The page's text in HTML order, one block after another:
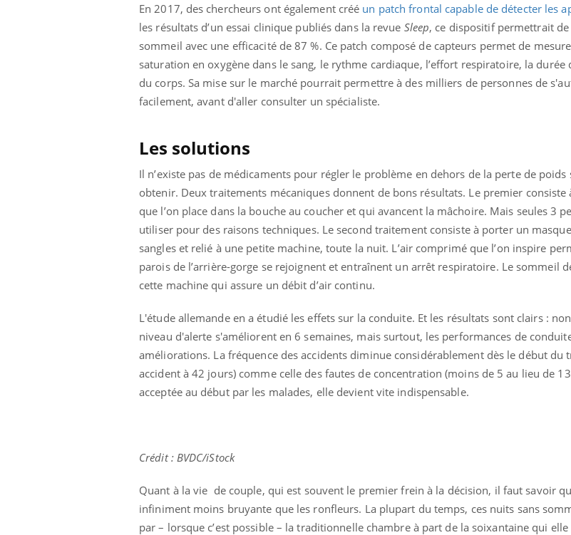
En 2017, des chercheurs ont également créé un patch frontal capable de détecter les
les résultats d’un essai clinique publiés dans la revue Sleep, ce dispositif permettrait
sommeil avec une efficacité de 87 %. Ce patch composé de capteurs permet de
saturation en oxygène dans le sang, le rythme cardiaque, l’effort respiratoire, la
du corps. Sa mise sur le marché pourrait permettre à des milliers de personnes de
facilement, avant d'aller consulter un spécialiste.
Les solutions
Il n’existe pas de médicaments pour régler le problème en dehors de la perte de poids
obtenir. Deux traitements mécaniques donnent de bons résultats. Le premier consiste
que l’on place dans la bouche au coucher et qui avancent la mâchoire. Mais seules 3
utiliser pour des raisons techniques. Le second traitement consiste à porter un
sangles et relié à une petite machine, toute la nuit. L’air comprimé que l’on inspire
parois de l’arrière-gorge se rejoignent et entraînent un arrêt respiratoire. Le sommeil
cette machine qui assure un débit d’air continu.
L'étude allemande en a étudié les effets sur la conduite. Et les résultats sont clairs :
niveau d'alerte s'améliorent en 6 semaines, mais surtout, les performances de
améliorations. La fréquence des accidents diminue considérablement dès le début du
accident à 42 jours) comme celle des fautes de concentration (moins de 5 au lieu de
acceptée au début par les malades, elle devient vite indispensable.
Crédit : BVDC/iStock
Quant à la vie de couple, qui est souvent le premier frein à la décision, il faut savoir
infiniment moins bruyante que les ronfleurs. La plupart du temps, ces nuits sans
par – lorsque c’est possible – la traditionnelle chambre à part de la soixantaine qui